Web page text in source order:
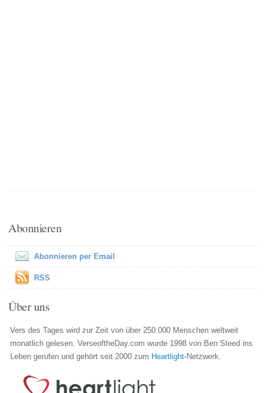
Abonnieren
Abonnieren per Email
RSS
Über uns
Vers des Tages wird zur Zeit von über 250.000 Menschen weltweit
monatlich gelesen. VerseoftheDay.com wurde 1998 von Ben Steed ins
Leben gerufen und gehört seit 2000 zum Heartlight-Netzwerk.